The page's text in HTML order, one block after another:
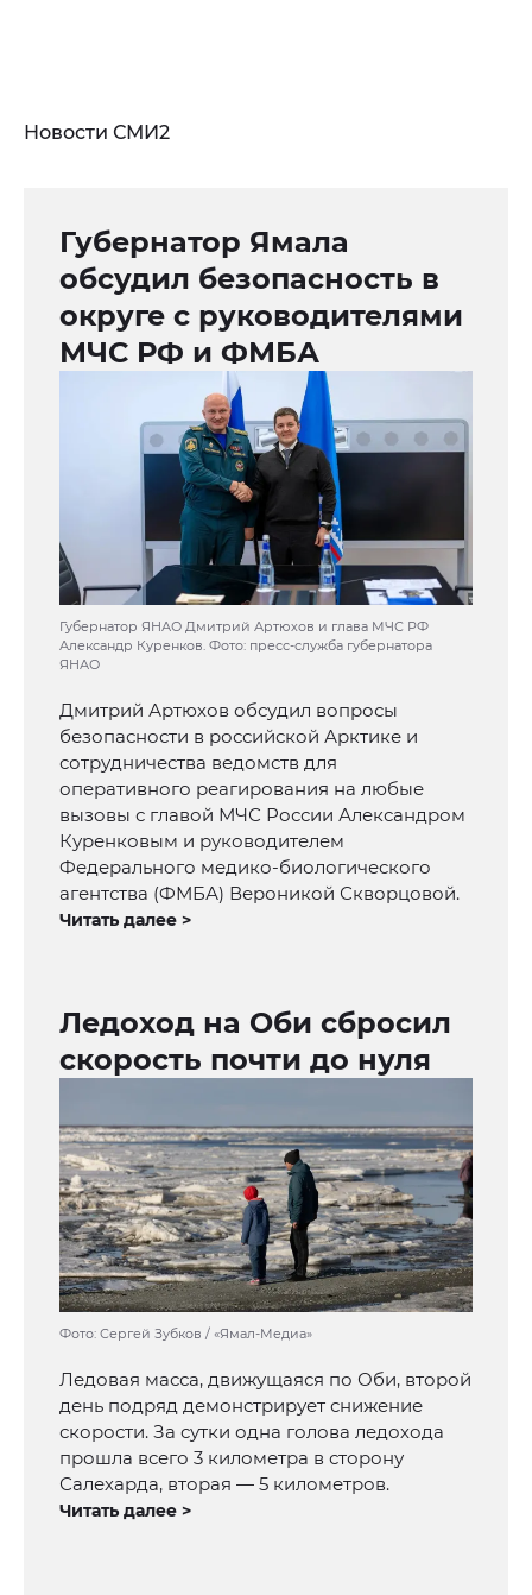
Новости СМИ2
Губернатор Ямала
обсудил безопасность в
округе с руководителями
МЧС РФ и ФМБА
Губернатор ЯНАО Дмитрий Артюхов и глава МЧС РФ
Александр Куренков. Фото: пресс-служба губернатора
ЯНАО
Дмитрий Артюхов обсудил вопросы
безопасности в российской Арктике и
сотрудничества ведомств для
оперативного реагирования на любые
вызовы с главой МЧС России Александром
Куренковым и руководителем
Федерального медико-биологического
агентства (ФМБА) Вероникой Скворцовой.
Читать далее >
Ледоход на Оби сбросил
скорость почти до нуля
Фото: Сергей Зубков / «Ямал-Медиа»
Ледовая масса, движущаяся по Оби, второй
день подряд демонстрирует снижение
скорости. За сутки одна голова ледохода
прошла всего 3 километра в сторону
Салехарда, вторая — 5 километров.
Читать далее >